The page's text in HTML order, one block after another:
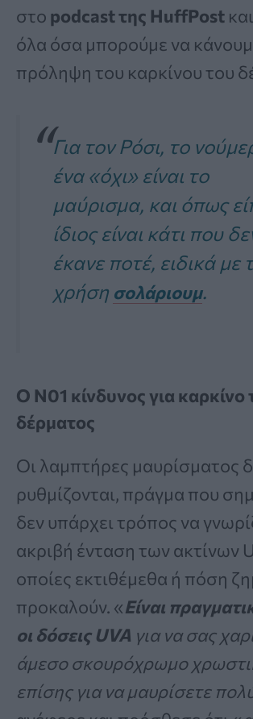
στο podcast της HuffPost
όλα όσα μπορούμε να
πρόληψη του καρκίνου του
Για τον Ρόσι, το
ένα «όχι» είναι το
μαύρισμα, και όπως
ίδιος είναι κάτι που
έκανε ποτέ, ειδικά με
χρήση σολάριουμ.
Ο Ν01 κίνδυνος για καρκίνο
δέρματος
Οι λαμπτήρες μαυρίσματος
ρυθμίζονται, πράγμα που
δεν υπάρχει τρόπος να
ακριβή ένταση των ακτίνων
οποίες εκτιθέμεθα ή πόση
προκαλούν. «Είναι
οι δόσεις UVA για να σας
άμεσο σκουρόχρωμο
επίσης για να μαυρίσετε